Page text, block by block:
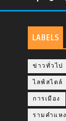
LABELS
ข่าวทั่วไป
ไลฟ์สไตล์
การเมือง
รามคำแหง